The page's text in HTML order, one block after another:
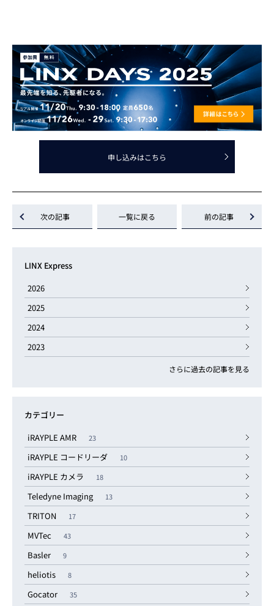
申し込みはこちら
次の記事 一覧に戻る 前の記事
LINX Express
2026
2025
2024
2023
さらに過去の記事を見る
カテゴリー
iRAYPLE AMR
23
iRAYPLE コードリーダ 10
iRAYPLE カメラ 18
Teledyne Imaging 13
TRITON 17
MVTec 43
Basler 9
heliotis 8
Gocator 35